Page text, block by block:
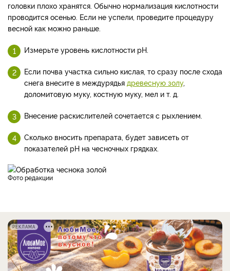
головки плохо хранятся. Обычно нормализация кислотности
проводится осенью. Если не успели, проведите процедуру
весной как можно раньше.
Измерьте уровень кислотности рН.
Если почва участка сильно кислая, то сразу после схода
снега внесите в междурядья древесную золу,
доломитовую муку, костную муку, мел и т. д.
Внесение раскислителей сочетается с рыхлением.
Сколько вносить препарата, будет зависеть от
показателей рН на чесночных грядках.
фото редакции
РЕКЛАМА